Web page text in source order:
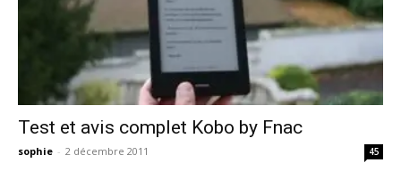
Test et avis complet Kobo by Fnac
sophie - 2 décembre 2011 45